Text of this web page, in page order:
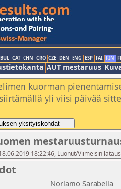
BUL CAT CHN CRO CZE DEN ENG ESP FAI FIN
AUT mestaruus
kuorman
yli viisi päivää
18:22:46, Luonut/Viimeisin
Norlamo Sarabella